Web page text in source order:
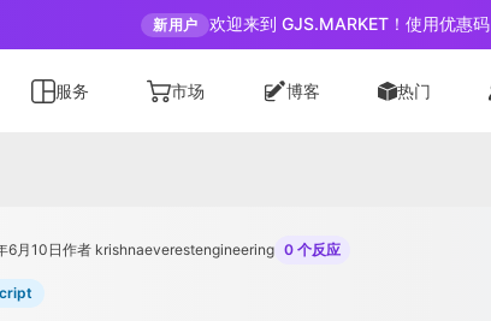
新用户 欢迎来到 GJS.MARKET！使用优惠码
服务 市场 博客 热门
6月10日作者 krishnaeverestengineering 0 个反应